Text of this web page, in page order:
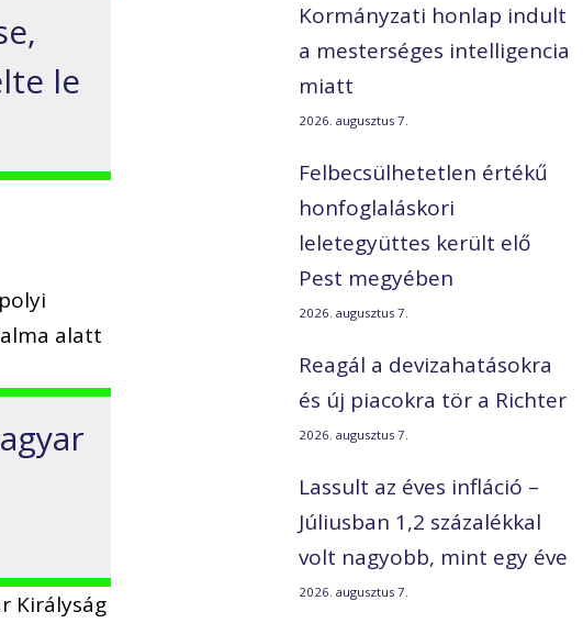
le
alatt
Királyság
Kormányzati honlap indult
a mesterséges intelligencia
miatt
2026. augusztus 7.
Felbecsülhetetlen értékű
honfoglaláskori
leletegyüttes került elő
Pest megyében
2026. augusztus 7.
Reagál a devizahatásokra
és új piacokra tör a Richter
2026. augusztus 7.
Lassult az éves infláció –
Júliusban 1,2 százalékkal
volt nagyobb, mint egy éve
2026. augusztus 7.